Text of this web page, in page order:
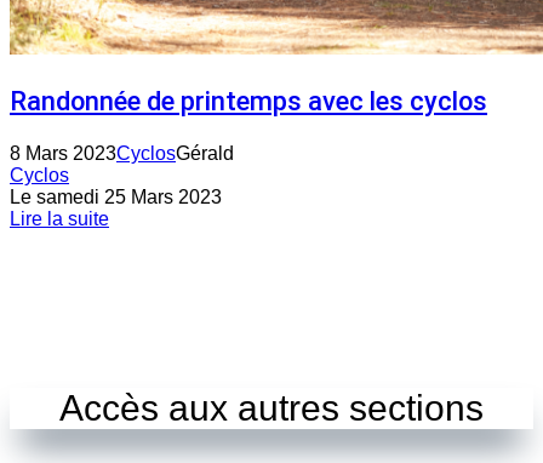
Randonnée de printemps avec les cyclos
8 Mars 2023CyclosGérald
Cyclos
Le samedi 25 Mars 2023
Lire la suite
Accès aux autres sections